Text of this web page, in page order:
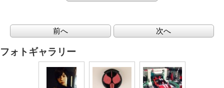
前へ 次へ
フォトギャラリー